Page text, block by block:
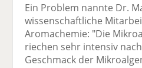
Ein Problem nannte Dr.
wissenschaftliche
Aromachemie: "Die
riechen sehr intensiv
Geschmack der